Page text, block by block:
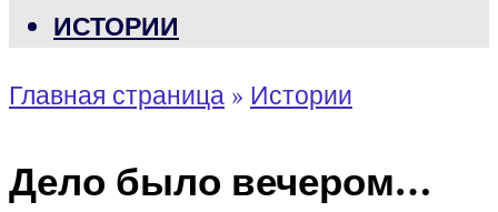
ИСТОРИИ
Главная страница » Истории
Дело было вечером…